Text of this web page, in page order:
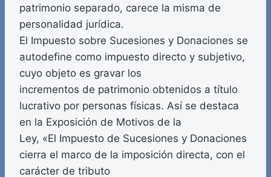
patrimonio separado, carece la misma de
personalidad jurídica.
El Impuesto sobre Sucesiones y Donaciones se
autodefine como impuesto directo y subjetivo,
cuyo objeto es gravar los
incrementos de patrimonio obtenidos a título
lucrativo por personas físicas. Así se destaca
en la Exposición de Motivos de la
Ley, «El Impuesto de Sucesiones y Donaciones
cierra el marco de la imposición directa, con el
carácter de tributo